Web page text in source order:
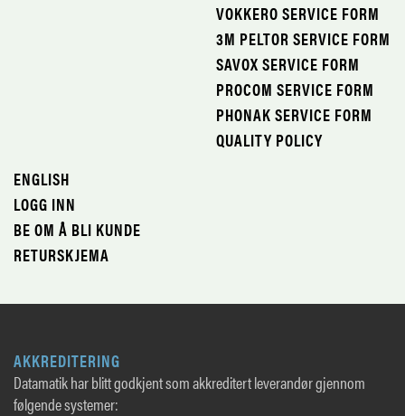
VOKKERO SERVICE FORM
3M PELTOR SERVICE FORM
SAVOX SERVICE FORM
PROCOM SERVICE FORM
PHONAK SERVICE FORM
QUALITY POLICY
ENGLISH
LOGG INN
BE OM Å BLI KUNDE
RETURSKJEMA
AKKREDITERING
Datamatik har blitt godkjent som akkreditert leverandør gjennom
følgende systemer: